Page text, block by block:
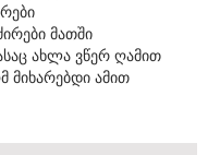
მათში
ახლა ვწერ ღამით
მიხარებდი ამით